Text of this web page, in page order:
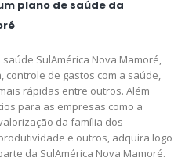
plano de saúde da
SulAmérica Nova Mamoré,
de gastos com a saúde,
rápidas entre outros. Além
para as empresas como a
da família dos
e outros, adquira logo
da SulAmérica Nova Mamoré.